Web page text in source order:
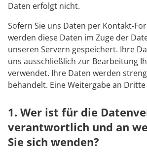
Daten erfolgt nicht.
Sofern Sie uns Daten per Kontakt-
werden diese Daten im Zuge der
unseren Servern gespeichert. Ihre
uns ausschließlich zur Bearbeitung
verwendet. Ihre Daten werden
behandelt. Eine Weitergabe an
1. Wer ist für die
verantwortlich und an
Sie sich wenden?